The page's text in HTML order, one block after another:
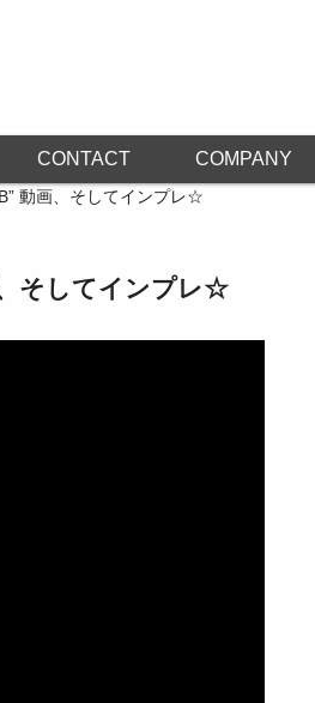
CONTACT COMPANY
動画、そしてインプレ☆
そしてインプレ☆